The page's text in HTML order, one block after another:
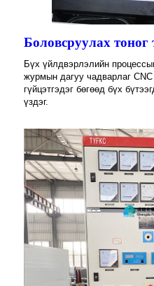
Боловсруулах
Бүх үйлдвэрлэлийн
журмын дагуу чадварлаг
гүйцэтгэдэг бөгөөд бүх
үздэг.